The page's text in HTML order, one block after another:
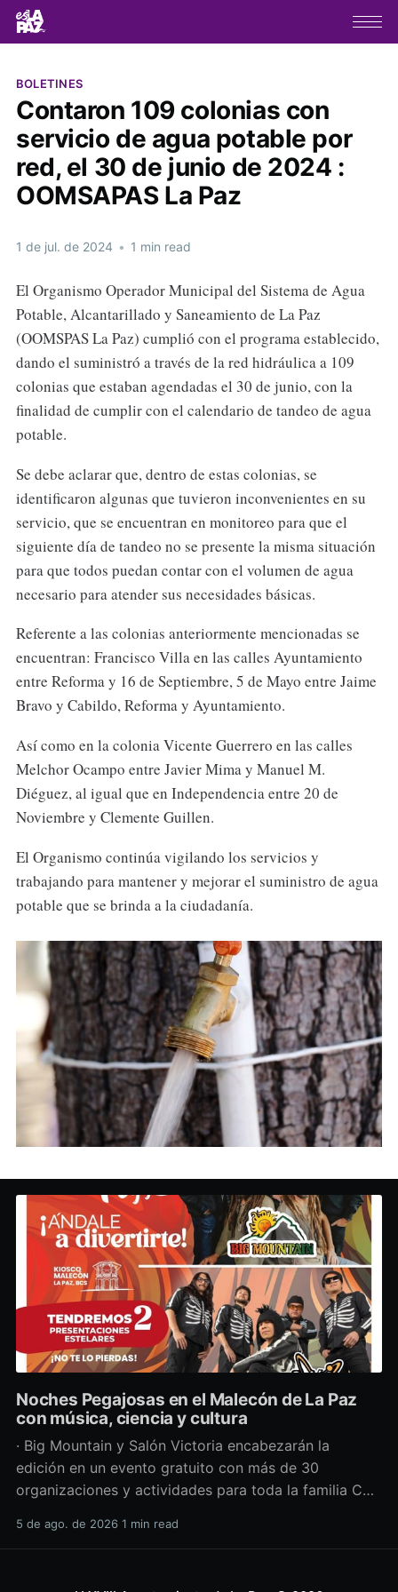
BOLETINES
Contaron 109 colonias con
servicio de agua potable por
red, el 30 de junio de 2024 :
OOMSAPAS La Paz
1 de jul. de 2024 • 1 min read
El Organismo Operador Municipal del Sistema de Agua
Potable, Alcantarillado y Saneamiento de La Paz
(OOMSPAS La Paz) cumplió con el programa establecido,
dando el suministró a través de la red hidráulica a 109
colonias que estaban agendadas el 30 de junio, con la
finalidad de cumplir con el calendario de tandeo de agua
potable.
Se debe aclarar que, dentro de estas colonias, se
identificaron algunas que tuvieron inconvenientes en su
servicio, que se encuentran en monitoreo para que el
siguiente día de tandeo no se presente la misma situación
para que todos puedan contar con el volumen de agua
necesario para atender sus necesidades básicas.
Referente a las colonias anteriormente mencionadas se
encuentran: Francisco Villa en las calles Ayuntamiento
entre Reforma y 16 de Septiembre, 5 de Mayo entre Jaime
Bravo y Cabildo, Reforma y Ayuntamiento.
Así como en la colonia Vicente Guerrero en las calles
Melchor Ocampo entre Javier Mima y Manuel M.
Diéguez, al igual que en Independencia entre 20 de
Noviembre y Clemente Guillen.
El Organismo continúa vigilando los servicios y
trabajando para mantener y mejorar el suministro de agua
potable que se brinda a la ciudadanía.
Noches Pegajosas en el Malecón de La Paz
con música, ciencia y cultura
· Big Mountain y Salón Victoria encabezarán la
edición en un evento gratuito con más de 30
organizaciones y actividades para toda la familia Con
divulgación científica y actividades culturales
5 de ago. de 2026 1 min read